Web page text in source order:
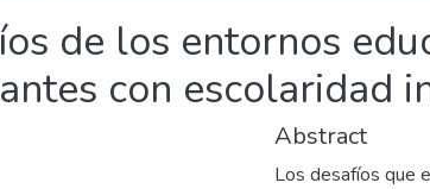
de los entornos
con escolaridad
Abstract
Los desafíos que